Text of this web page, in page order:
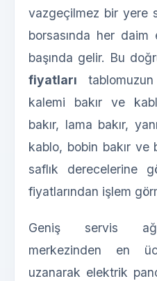
vazgeçilmez bir yere
borsasında her
başında gelir. Bu
fiyatları
kalemi bakır ve
bakır, lama bakır,
kablo, bobin bakır ve
saflık derecelerine
fiyatlarından işlem
Geniş servis
merkezinden en
uzanarak elektrik